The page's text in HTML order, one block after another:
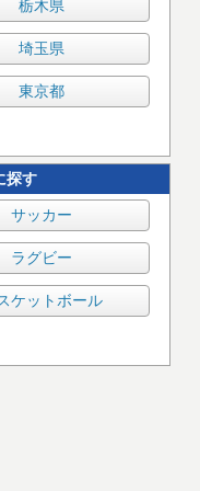
栃木県
埼玉県
東京都
探す
サッカー
ラグビー
ケットボール